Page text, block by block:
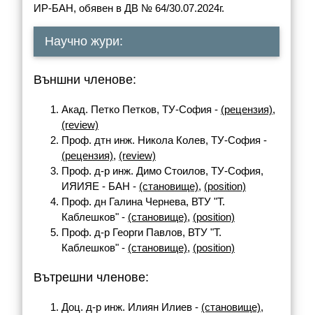
ИР-БАН, oбявен в ДВ № 64/30.07.2024г.
Научно жури:
Външни членове:
Акад. Петко Петков, ТУ-София - (рецензия),
(review)
Проф. дтн инж. Никола Колев, ТУ-София -
(рецензия), (review)
Проф. д-р инж. Димо Стоилов, ТУ-София,
ИЯИЯЕ - БАН - (становище), (position)
Проф. дн Галина Чернева, ВТУ "Т.
Каблешков" - (становище), (position)
Проф. д-р Георги Павлов, ВТУ "Т.
Каблешков" - (становище), (position)
Вътрешни членове:
Доц. д-р инж. Илиян Илиев - (становище),